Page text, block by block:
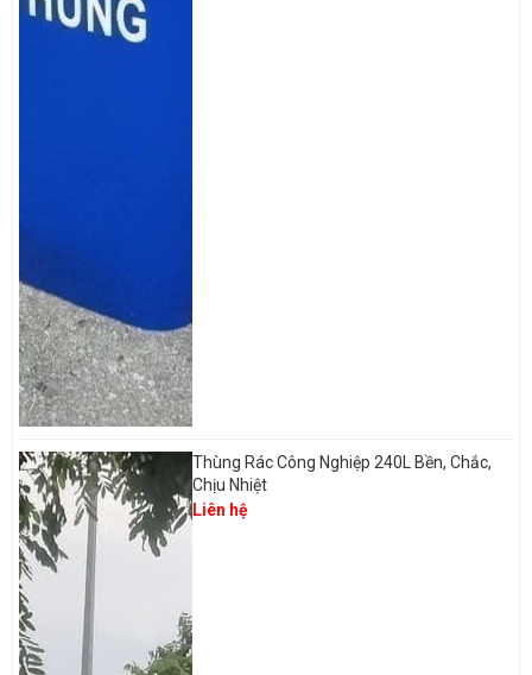
Thùng Rác Công Nghiệp 240L Bền, Chắc,
Chịu Nhiệt
Liên hệ